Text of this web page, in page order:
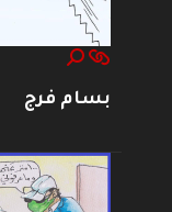
بسام فرج